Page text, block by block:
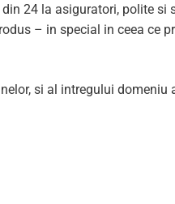
24 la asiguratori, polite si
– in special in ceea ce
si al intregului domeniu